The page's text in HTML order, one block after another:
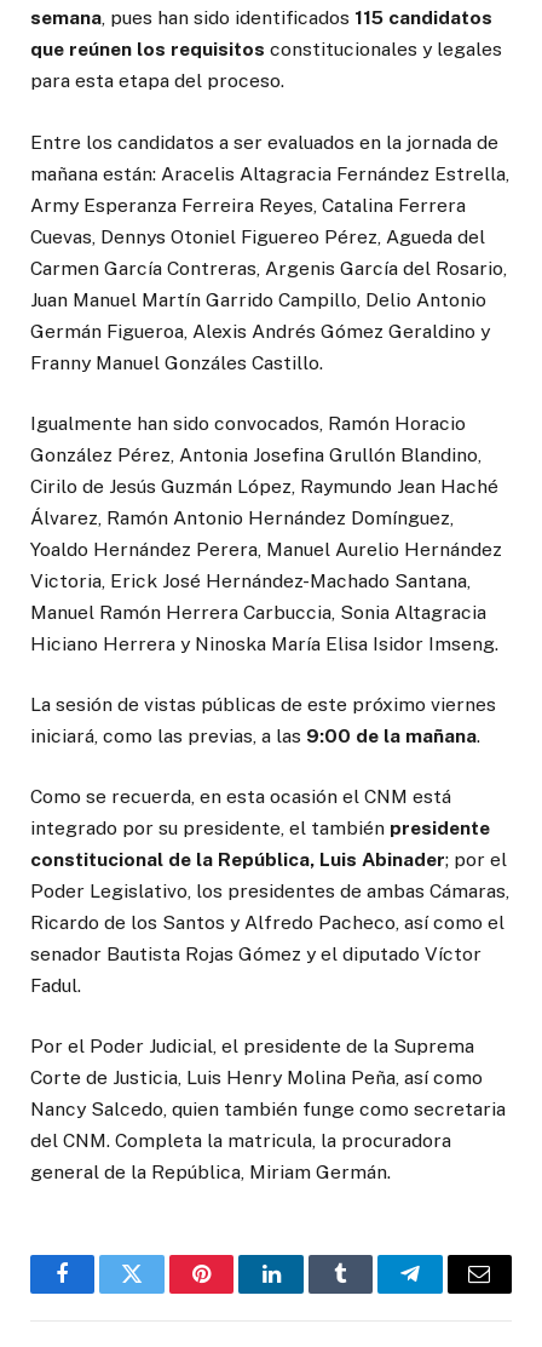
semana, pues han sido identificados 115 candidatos
que reúnen los requisitos constitucionales y legales
para esta etapa del proceso.
Entre los candidatos a ser evaluados en la jornada de
mañana están: Aracelis Altagracia Fernández Estrella,
Army Esperanza Ferreira Reyes, Catalina Ferrera
Cuevas, Dennys Otoniel Figuereo Pérez, Agueda del
Carmen García Contreras, Argenis García del Rosario,
Juan Manuel Martín Garrido Campillo, Delio Antonio
Germán Figueroa, Alexis Andrés Gómez Geraldino y
Franny Manuel Gonzáles Castillo.
Igualmente han sido convocados, Ramón Horacio
González Pérez, Antonia Josefina Grullón Blandino,
Cirilo de Jesús Guzmán López, Raymundo Jean Haché
Álvarez, Ramón Antonio Hernández Domínguez,
Yoaldo Hernández Perera, Manuel Aurelio Hernández
Victoria, Erick José Hernández-Machado Santana,
Manuel Ramón Herrera Carbuccia, Sonia Altagracia
Hiciano Herrera y Ninoska María Elisa Isidor Imseng.
La sesión de vistas públicas de este próximo viernes
iniciará, como las previas, a las 9:00 de la mañana.
Como se recuerda, en esta ocasión el CNM está
integrado por su presidente, el también presidente
constitucional de la República, Luis Abinader; por el
Poder Legislativo, los presidentes de ambas Cámaras,
Ricardo de los Santos y Alfredo Pacheco, así como el
senador Bautista Rojas Gómez y el diputado Víctor
Fadul.
Por el Poder Judicial, el presidente de la Suprema
Corte de Justicia, Luis Henry Molina Peña, así como
Nancy Salcedo, quien también funge como secretaria
del CNM. Completa la matricula, la procuradora
general de la República, Miriam Germán.
FacebookTwitter PinterestLinkedInTumblr TelegramaCorreo